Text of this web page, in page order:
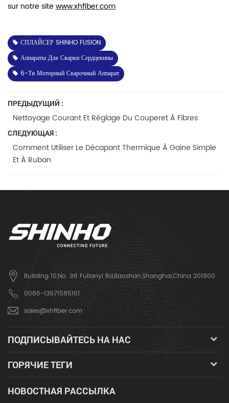
sur notre site www.xhfiber.com
СПЛАЙСЕР SHINHO FUSION
Аппараты Для Сварки Сердцевины
6-Ти Моторный Сварочный Аппарат
ПРЕДЫДУЩИЙ :
Nettoyage Courant Et Réglage Du Couperet À Fibres
СЛЕДУЮЩАЯ :
Comment Utiliser Le Décapant Thermique À Gaine Simple
Et À Ruban
Building 10,No. 98 Fulianyi Rd,Baoshan,Shanghai,China 201900
0086-13671585101
sales@xhfiber.com
ПОДПИСЫВАЙТЕСЬ НА НАС
ГОРЯЧИЕ ТЕГИ
НОВОСТНАЯ РАССЫЛКА